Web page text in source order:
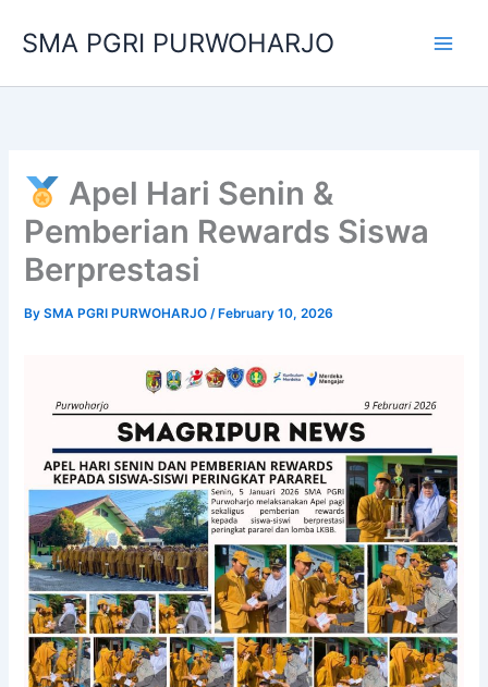
SMA PGRI PURWOHARJO
Apel Hari Senin &
Pemberian Rewards Siswa
Berprestasi
BySMA PGRI PURWOHARJO/ February 10, 2026